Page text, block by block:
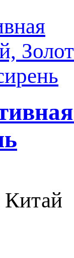
Китай